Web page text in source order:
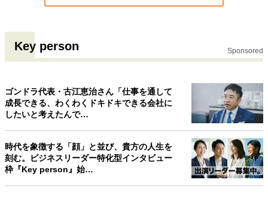
Key person Sponsored
ゴンドラ代表・古江恵治さん「仕事を通して
成長できる、わくわくドキドキできる会社に
したいと考えたんで…
時代を象徴する「顔」と並び、貴方の人生を
刻む。ビジネスリーダー特化型インタビュー
枠『Key person』始…